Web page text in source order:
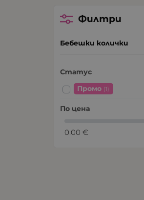
Филтри
Бебешки колички
Статус
Промо (1)
По цена
0.00 €